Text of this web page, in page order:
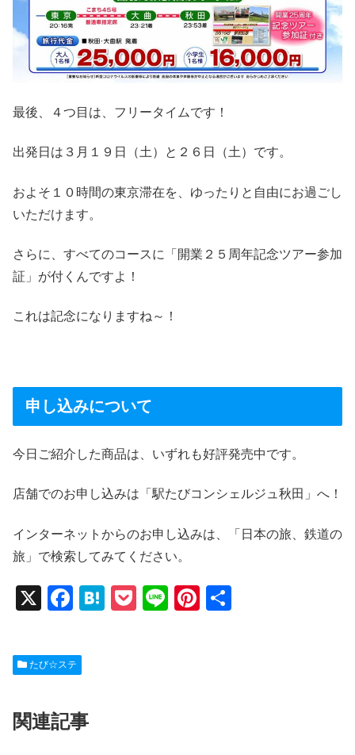
最後、４つ目は、フリータイムです！
出発日は３月１９日（土）と２６日（土）です。
およそ１０時間の東京滞在を、ゆったりと自由にお過ごし
いただけます。
さらに、すべてのコースに「開業２５周年記念ツアー参加
証」が付くんですよ！
これは記念になりますね～！
申し込みについて
今日ご紹介した商品は、いずれも好評発売中です。
店舗でのお申し込みは「駅たびコンシェルジュ秋田」へ！
インターネットからのお申し込みは、「日本の旅、鉄道の
旅」で検索してみてください。
X
F
c
e
o
H
P
Li
Pi
たび☆ステ
関連記事